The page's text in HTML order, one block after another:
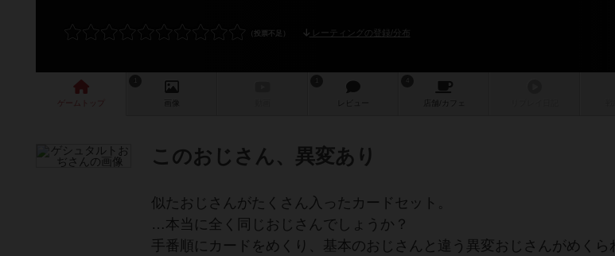
レーティングの登録/分布
ゲーム 画像 レビュー 店舗/ カフェ
このおじさん、異変あり
似たおじさんがたくさん入ったカードセット。
…本当に全く同じおじさんでしょうか？
手番順にカードをめくり、基本のおじさんと違う異変おじさんがめくら